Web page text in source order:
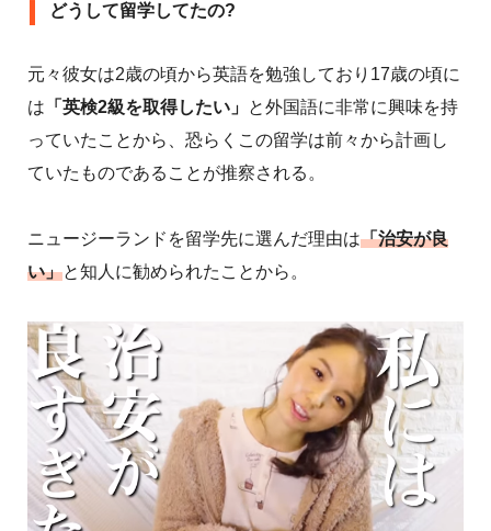
どうして留学してたの?
元々彼女は2歳の頃から英語を勉強しており17歳の頃に
は 「英検2級を取得したい」 と外国語に非常に興味を持
っていたことから、恐らくこの留学は前々から計画し
ていたものであることが推察される。
ニュージーランドを留学先に選んだ理由は「治安が良
い」と知人に勧められたことから。